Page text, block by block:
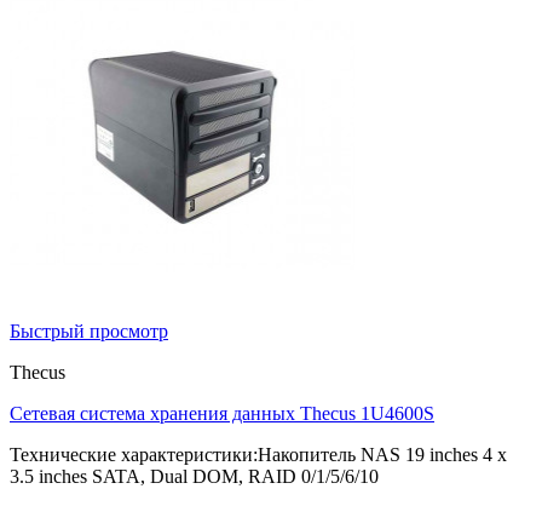
Быстрый просмотр
Thecus
Сетевая система хранения данных Thecus 1U4600S
Технические характеристики:Накопитель NAS 19 inches 4 x
3.5 inches SATA, Dual DOM, RAID 0/1/5/6/10